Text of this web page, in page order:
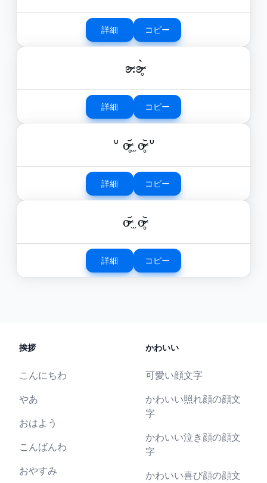
詳細 コピー
ʚ̴̶̷.ʚ̴̶̷̥̀
詳細 コピー
ᐡ o̴̶̷̥᷄ ̫ o̴̶̷̥᷅ ᐡ
詳細 コピー
o̴̶̷᷄ ̫ o̴̶̷̥᷅
詳細 コピー
挨拶
こんにちわ
やあ
おはよう
こんばんわ
おやすみ
かわいい
可愛い顔文字
かわいい照れ顔の顔文
字
かわいい泣き顔の顔文
字
かわいい喜び顔の顔文